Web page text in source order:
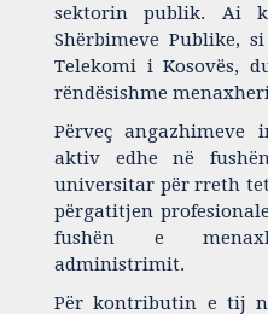
sektorin publik. Ai
Shërbimeve Publike,
Telekomi i Kosovës,
rëndësishme
Përveç angazhimeve
aktiv edhe në
universitar për rreth
përgatitjen
fushën e
administrimit.
Për kontributin e tij